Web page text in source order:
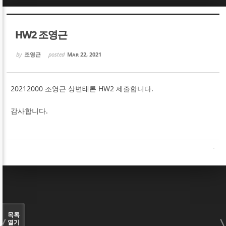
HW2 조영근
by 조영근 posted Mar 22, 2021
20212000 조영근 상변태론 HW2 제출합니다.
감사합니다.
목록
열기
Sketchbook5, 스케치북5
Sketchbook5, 스케치북5
Sketchbook5, 스케치북5
Sketchbook5, 스케치북5